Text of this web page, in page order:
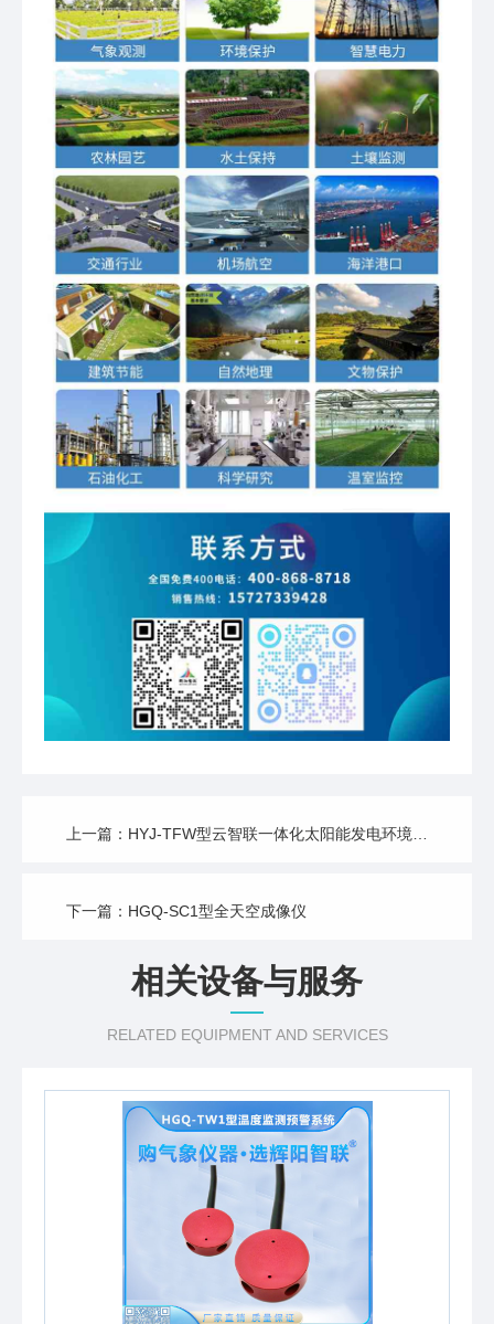
下一篇：HGQ-SC1型全天空成像仪
相关设备与服务
RELATED EQUIPMENT AND SERVICES